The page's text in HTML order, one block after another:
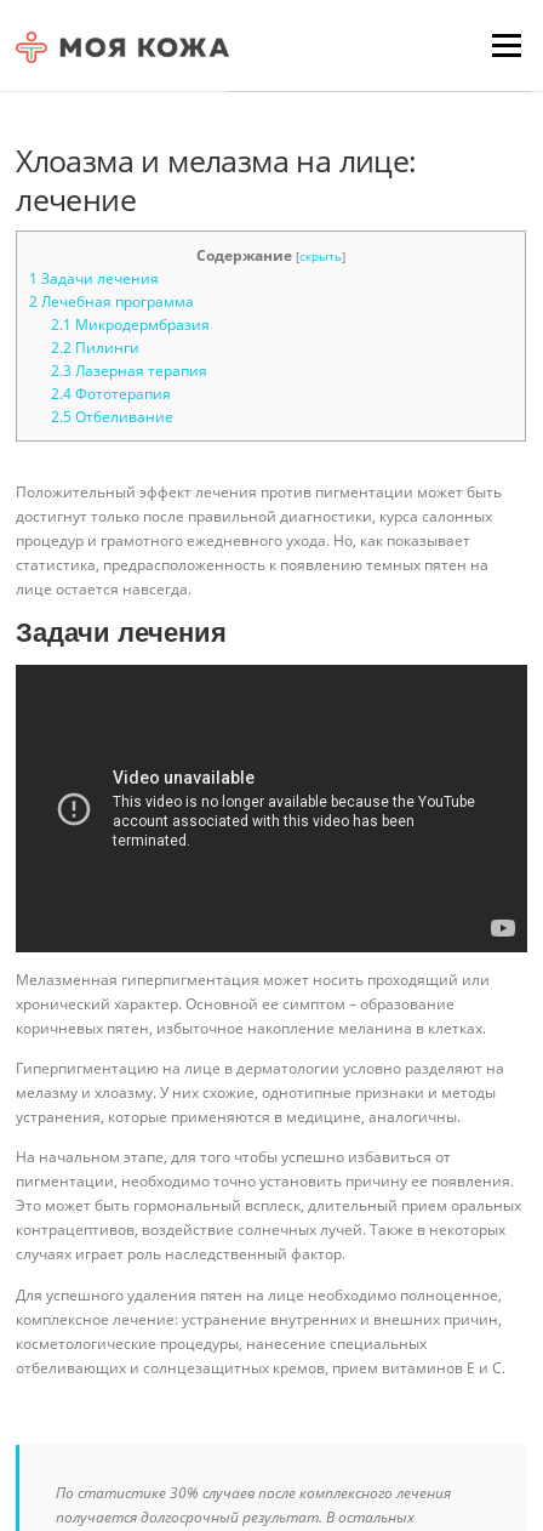
Menu
Хлоазма и мелазма на лице:
лечение
Содержание [скрыть]
1 Задачи лечения
2 Лечебная программа
2.1 Микродермбразия
2.2Пилинги
2.3Лазерная терапия
2.4Фототерапия
2.5Отбеливание
Положительный эффект лечения против пигментации может быть
достигнут только после правильной диагностики, курса салонных
процедур и грамотного ежедневного ухода. Но, как показывает
статистика, предрасположенность к появлению темных пятен на
лице остается навсегда.
Задачи лечения
Мелазменная гиперпигментация может носить проходящий или
хронический характер. Основной ее симптом – образование
коричневых пятен, избыточное накопление меланина в клетках.
Гиперпигментацию на лице в дерматологии условно разделяют на
мелазму и хлоазму. У них схожие, однотипные признаки и методы
устранения, которые применяются в медицине, аналогичны.
На начальном этапе, для того чтобы успешно избавиться от
пигментации, необходимо точно установить причину ее появления.
Это может быть гормональный всплеск, длительный прием оральных
контрацептивов, воздействие солнечных лучей. Также в некоторых
случаях играет роль наследственный фактор.
Для успешного удаления пятен на лице необходимо полноценное,
комплексное лечение: устранение внутренних и внешних причин,
косметологические процедуры, нанесение специальных
отбеливающих и солнцезащитных кремов, прием витаминов E и C.
По статистике 30% случаев после комплексного лечения
получается долгосрочный результат. В остальных
Для любых предложений по